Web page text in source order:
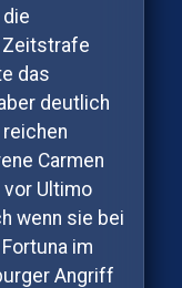
Zeitstrafe
das
deutlich
Carmen
Ultimo
wenn sie bei
im
Angriff